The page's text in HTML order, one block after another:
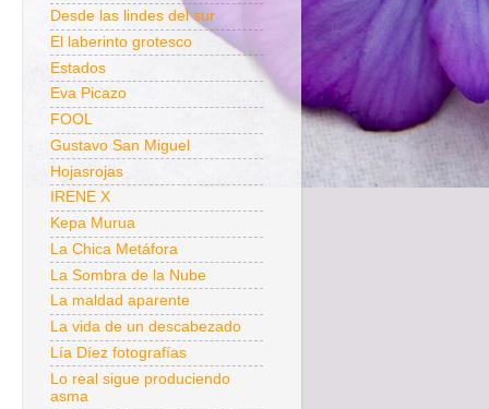
Desde las lindes del sur
El laberinto grotesco
Estados
Eva Picazo
FOOL
Gustavo San Miguel
Hojasrojas
IRENE X
Kepa Murua
La Chica Metáfora
La Sombra de la Nube
La maldad aparente
La vida de un descabezado
Lía Díez fotografías
Lo real sigue produciendo
asma